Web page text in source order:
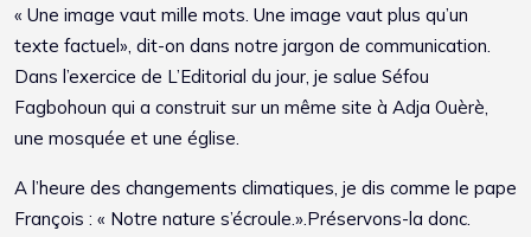
« Une image vaut mille mots. Une image vaut plus qu’un
texte factuel», dit-on dans notre jargon de communication.
Dans l’exercice de L’Editorial du jour, je salue Séfou
Fagbohoun qui a construit sur un même site à Adja Ouèrè,
une mosquée et une église.
A l’heure des changements climatiques, je dis comme le pape
François : « Notre nature s’écroule.».Préservons-la donc.